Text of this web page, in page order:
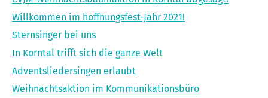
Willkommen im hoffnungsfest-Jahr 2021!
Sternsinger bei uns
In Korntal trifft sich die ganze Welt
Adventsliedersingen erlaubt
Weihnachtsaktion im Kommunikationsbüro